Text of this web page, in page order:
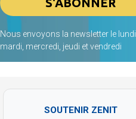
Nous envoyons la newsletter le lundi,
mardi, mercredi, jeudi et vendredi
SOUTENIR ZENIT